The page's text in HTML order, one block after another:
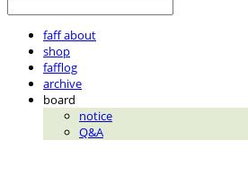
faff about
shop
fafflog
archive
board
notice
Q&A